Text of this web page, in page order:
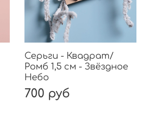
Серьги - Квадрат/
Ромб 1,5 см - Звёздное
Небо
700 руб